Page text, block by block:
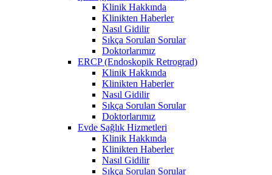
Klinik Hakkında
Klinikten Haberler
Nasıl Gidilir
Sıkça Sorulan Sorular
Doktorlarımız
ERCP (Endoskopik Retrograd)
Klinik Hakkında
Klinikten Haberler
Nasıl Gidilir
Sıkça Sorulan Sorular
Doktorlarımız
Evde Sağlık Hizmetleri
Klinik Hakkında
Klinikten Haberler
Nasıl Gidilir
Sıkça Sorulan Sorular